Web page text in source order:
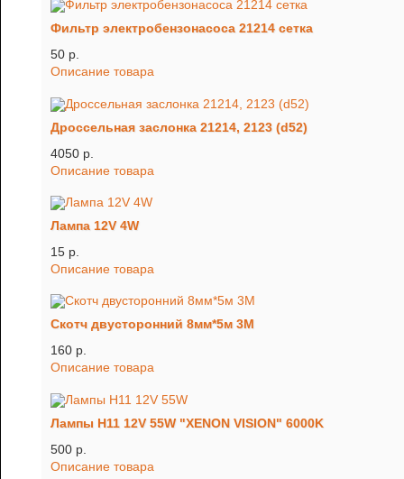
Фильтр электробензонасоса 21214 сетка
50 p.
Описание товара
Дроссельная заслонка 21214, 2123 (d52)
4050 p.
Описание товара
Лампа 12V 4W
15 p.
Описание товара
Скотч двусторонний 8мм*5м 3М
160 p.
Описание товара
Лампы H11 12V 55W "XENON VISION" 6000K
500 p.
Описание товара